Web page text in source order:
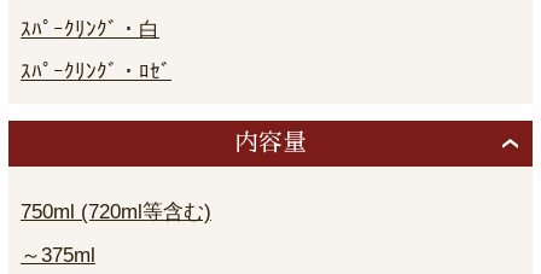
ｽﾊﾟｰｸﾘﾝｸﾞ・白
ｽﾊﾟｰｸﾘﾝｸﾞ・ﾛｾﾞ
内容量
750ml (720ml等含む)
～375ml